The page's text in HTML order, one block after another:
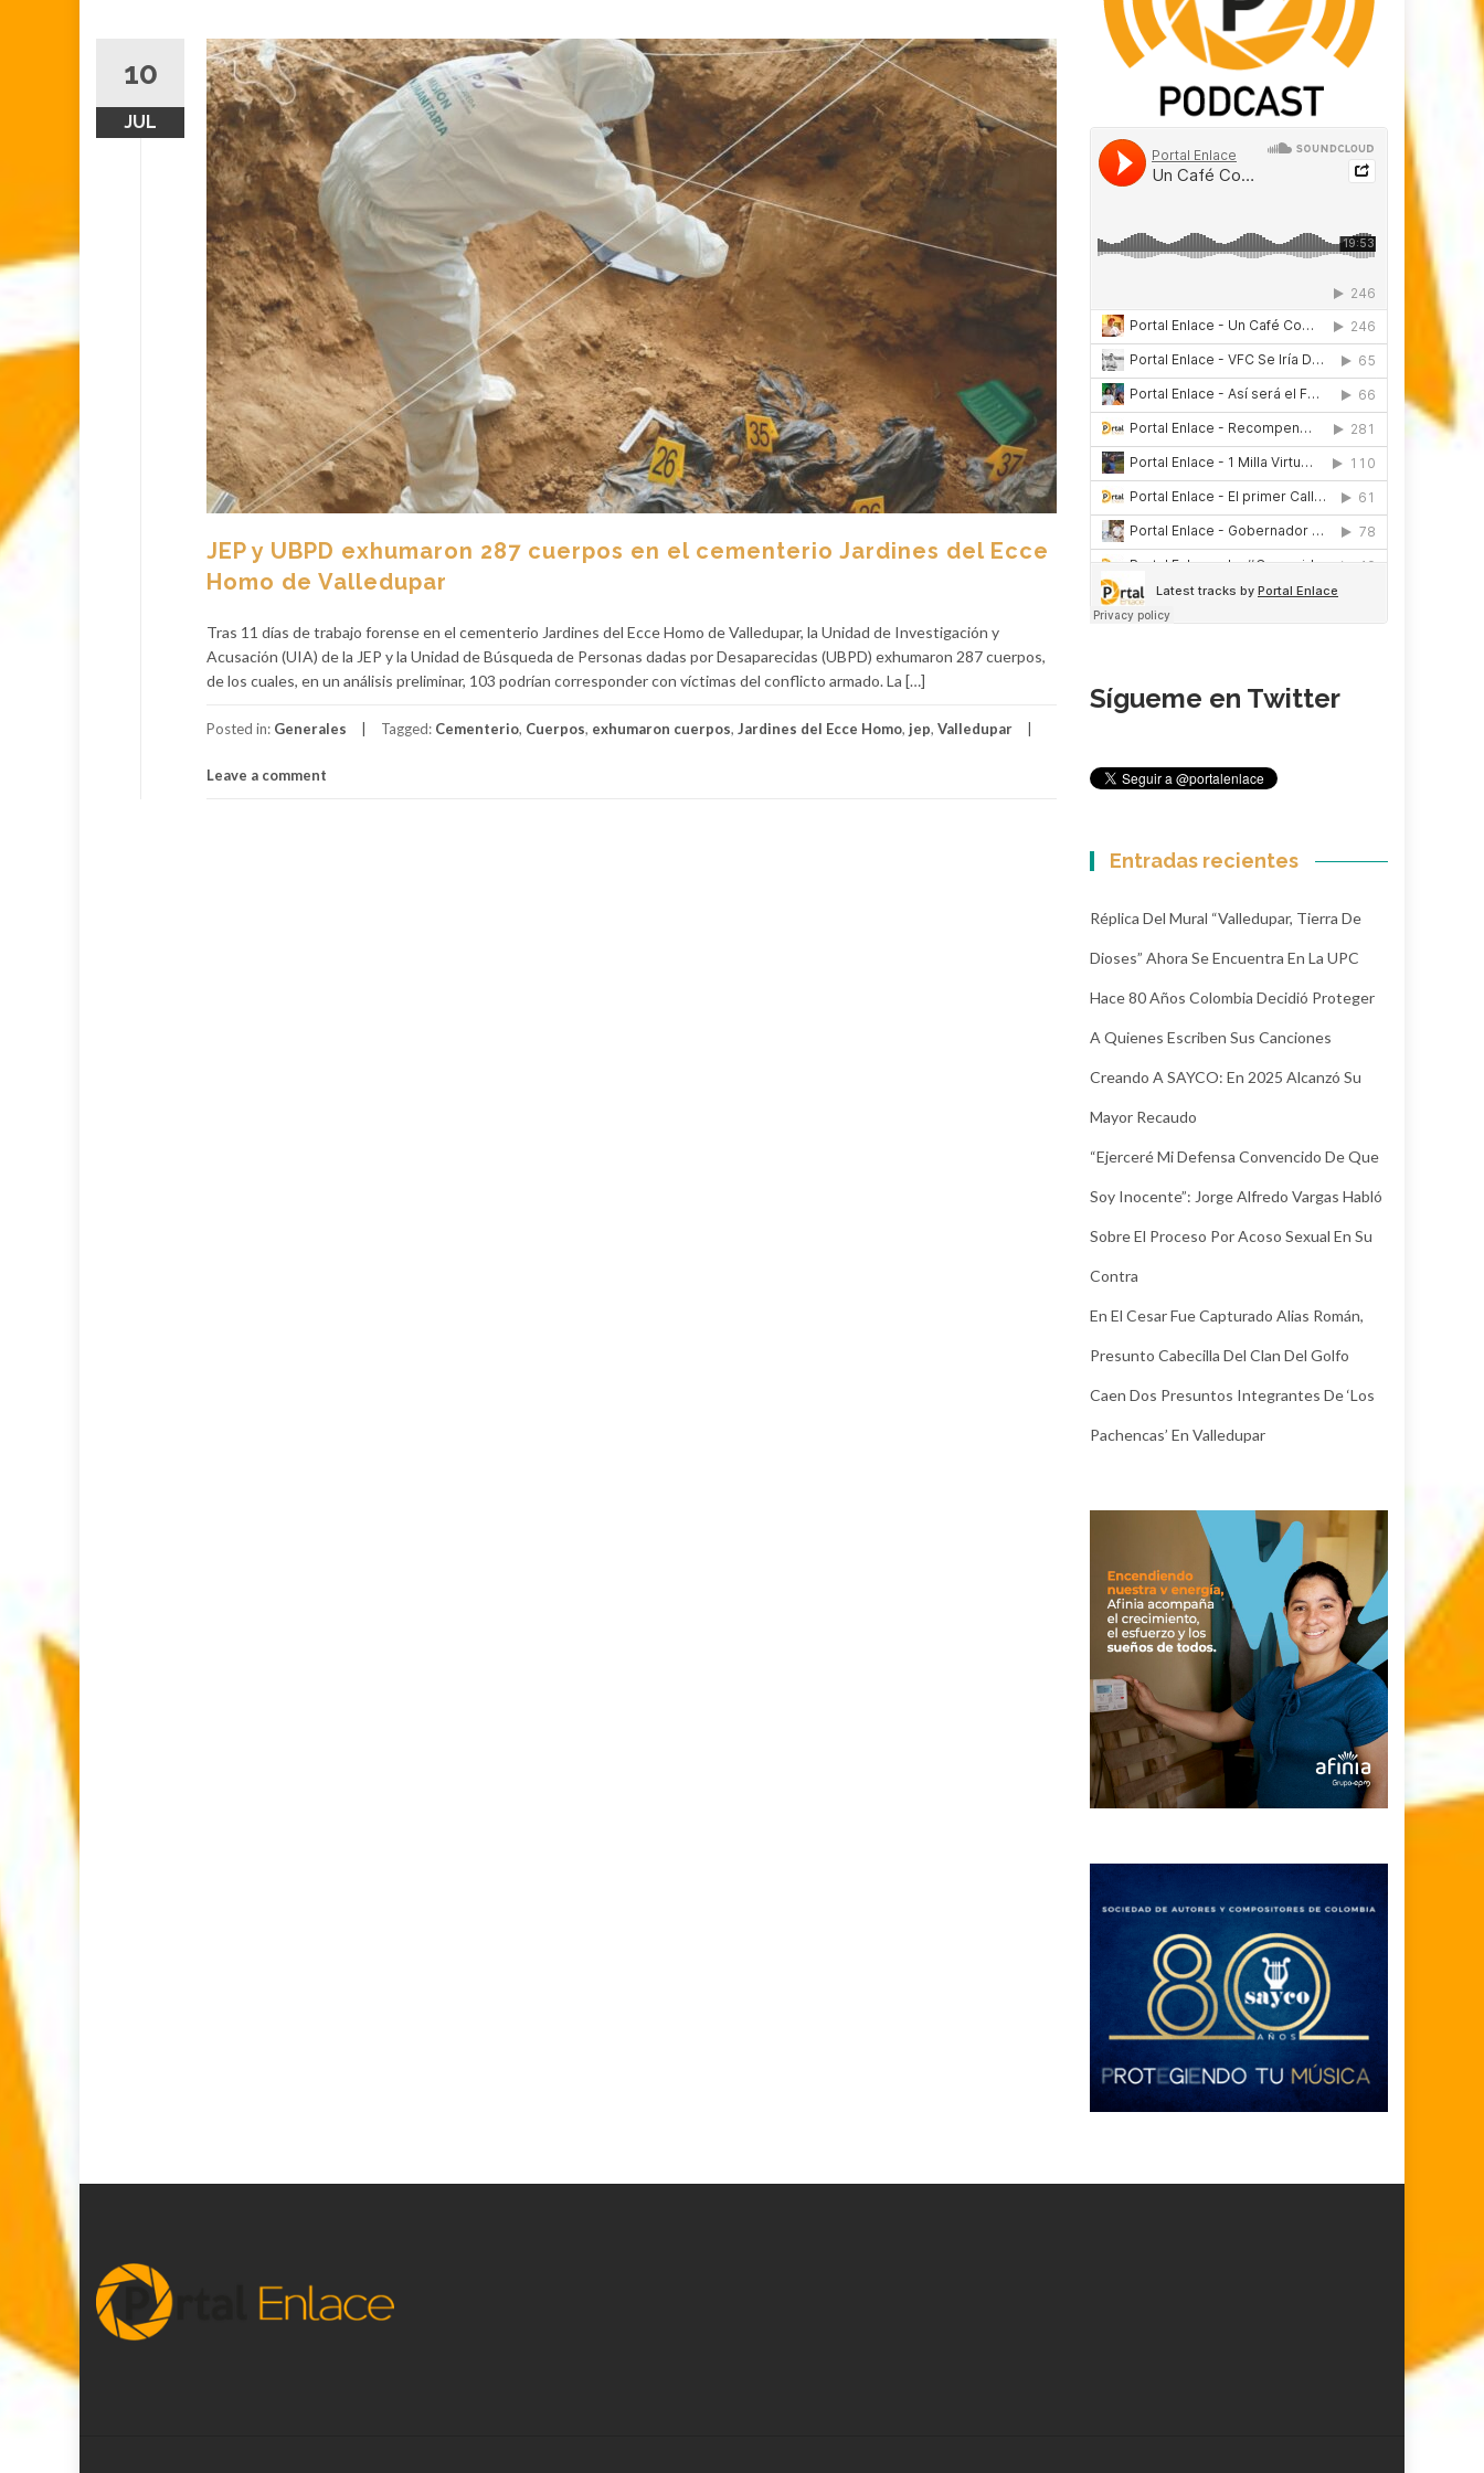
10
JUL
JEP y UBPD exhumaron 287 cuerpos en el cementerio Jardines del Ecce
Homo de Valledupar
Tras 11 días de trabajo forense en el cementerio Jardines del Ecce Homo de Valledupar, la Unidad de Investigación y
Acusación (UIA) de la JEP y la Unidad de Búsqueda de Personas dadas por Desaparecidas (UBPD) exhumaron 287 cuerpos,
de los cuales, en un análisis preliminar, 103 podrían corresponder con víctimas del conflicto armado. La […]
Posted in: Generales Tagged: Cementerio, Cuerpos, exhumaron cuerpos, Jardines del Ecce Homo, jep, Valledupar
Leave a comment
Sígueme en Twitter
Entradas recientes
Réplica Del Mural “Valledupar, Tierra De
Dioses” Ahora Se Encuentra En La UPC
Hace 80 Años Colombia Decidió Proteger
A Quienes Escriben Sus Canciones
Creando A SAYCO: En 2025 Alcanzó Su
Mayor Recaudo
“Ejerceré Mi Defensa Convencido De Que
Soy Inocente”: Jorge Alfredo Vargas Habló
Sobre El Proceso Por Acoso Sexual En Su
Contra
En El Cesar Fue Capturado Alias Román,
Presunto Cabecilla Del Clan Del Golfo
Caen Dos Presuntos Integrantes De ‘Los
Pachencas’ En Valledupar